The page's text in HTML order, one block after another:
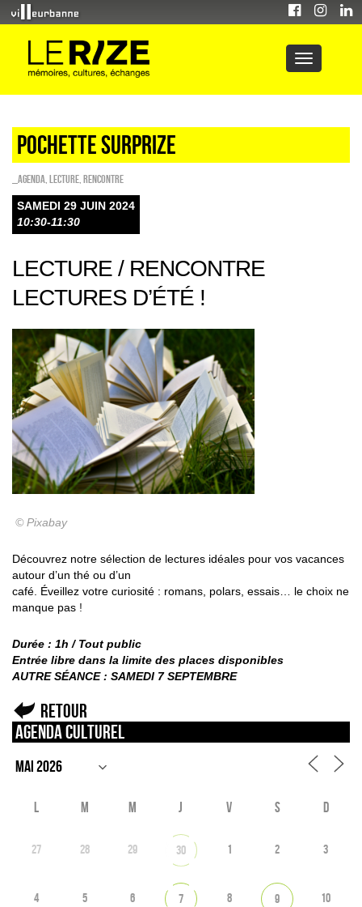
POCHETTE SURPRIZE
_Agenda Lecture Rencontre
SAMEDI 29 JUIN 2024
10:30-11:30
LECTURE / RENCONTRE
LECTURES D’ÉTÉ !
© Pixabay
Découvrez notre sélection de lectures idéales pour vos vacances
autour d’un thé ou d’un
café. Éveillez votre curiosité : romans, polars, essais… le choix ne
manque pas !
Durée : 1h / Tout public
Entrée libre dans la limite des places disponibles
AUTRE SÉANCE : SAMEDI 7 SEPTEMBRE
Retour
Agenda culturel
L M M J V S D
27 28 29 30 1 2 3
4 5 6 7 8 9 10